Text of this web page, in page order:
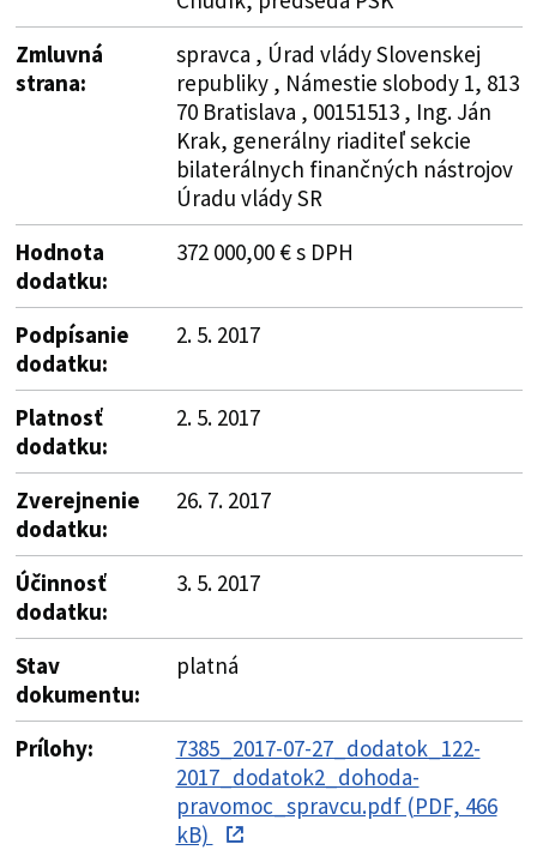
Zmluvná
strana:
spravca , Úrad vlády Slovenskej
republiky , Námestie slobody 1, 813
70 Bratislava , 00151513 , Ing. Ján
Krak, generálny riaditeľ sekcie
bilaterálnych finančných nástrojov
Úradu vlády SR
Hodnota
dodatku:
372 000,00 € s DPH
Podpísanie
dodatku:
2. 5. 2017
Platnosť
dodatku:
2. 5. 2017
Zverejnenie
dodatku:
26. 7. 2017
Účinnosť
dodatku:
3. 5. 2017
Stav
dokumentu:
platná
Prílohy:
7385_2017-07-27_dodatok_122-
2017_dodatok2_dohoda-
pravomoc_spravcu.pdf (PDF, 466
kB)